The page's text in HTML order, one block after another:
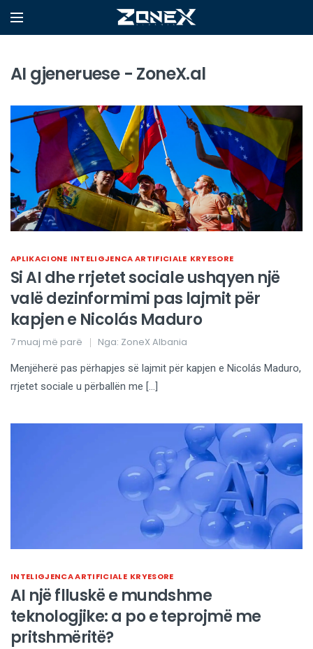
AI gjeneruese - ZoneX.al
APLIKACIONE INTELIGJENCA ARTIFICIALE KRYESORE
Si AI dhe rrjetet sociale ushqyen një
valë dezinformimi pas lajmit për
kapjen e Nicolás Maduro
7 muaj më parë Nga: ZoneX Albania
Menjëherë pas përhapjes së lajmit për kapjen e Nicolás Maduro,
rrjetet sociale u përballën me […]
INTELIGJENCA ARTIFICIALE KRYESORE
AI një flluskë e mundshme
teknologjike: a po e teprojmë me
pritshmëritë?